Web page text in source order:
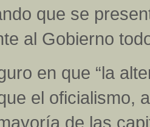
que se
al Gobierno
en que “la
el oficialismo,
de las